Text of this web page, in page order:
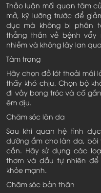
Thảo luận mối quan tâm
mở, kỹ lưỡng trước để
dục mà không bị phân
thẳng thắn về bệnh vẩy
nhiễm và không lây lan
Tâm trạng
Hãy chọn đồ lót thoải mái
thấy khó chịu. Chọn bộ
đi vảy bong tróc và cố
êm dịu.
Chăm sóc làn da
Sau khi quan hệ tình
dưỡng ẩm cho làn da, bôi
cần. Hãy sử dụng các
thơm và dầu tự nhiên
khỏe mạnh.
Chăm sóc bản thân